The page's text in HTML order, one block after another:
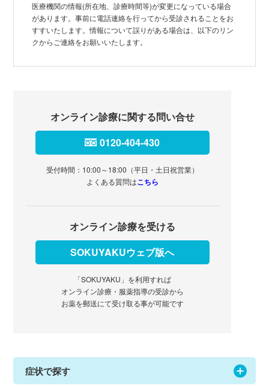
医療機関の情報(所在地、診療時間等)が変更になっている場合
があります。事前に電話連絡を行ってから受診されることをお
すすいたします。情報について誤りがある場合は、以下のリン
クからご連絡をお願いいたします。
オンライン診療に関する問い合せ
0120-404-430
受付時間：10:00～18:00（平日・土日祝営業）
よくある質問はこちら
オンライン診療を受ける
SOKUYAKUウェブ版へ
「SOKUYAKU」を利用すれば
オンライン診療・服薬指導の受診から
お薬を郵送にて受け取る事が可能です
症状で探す